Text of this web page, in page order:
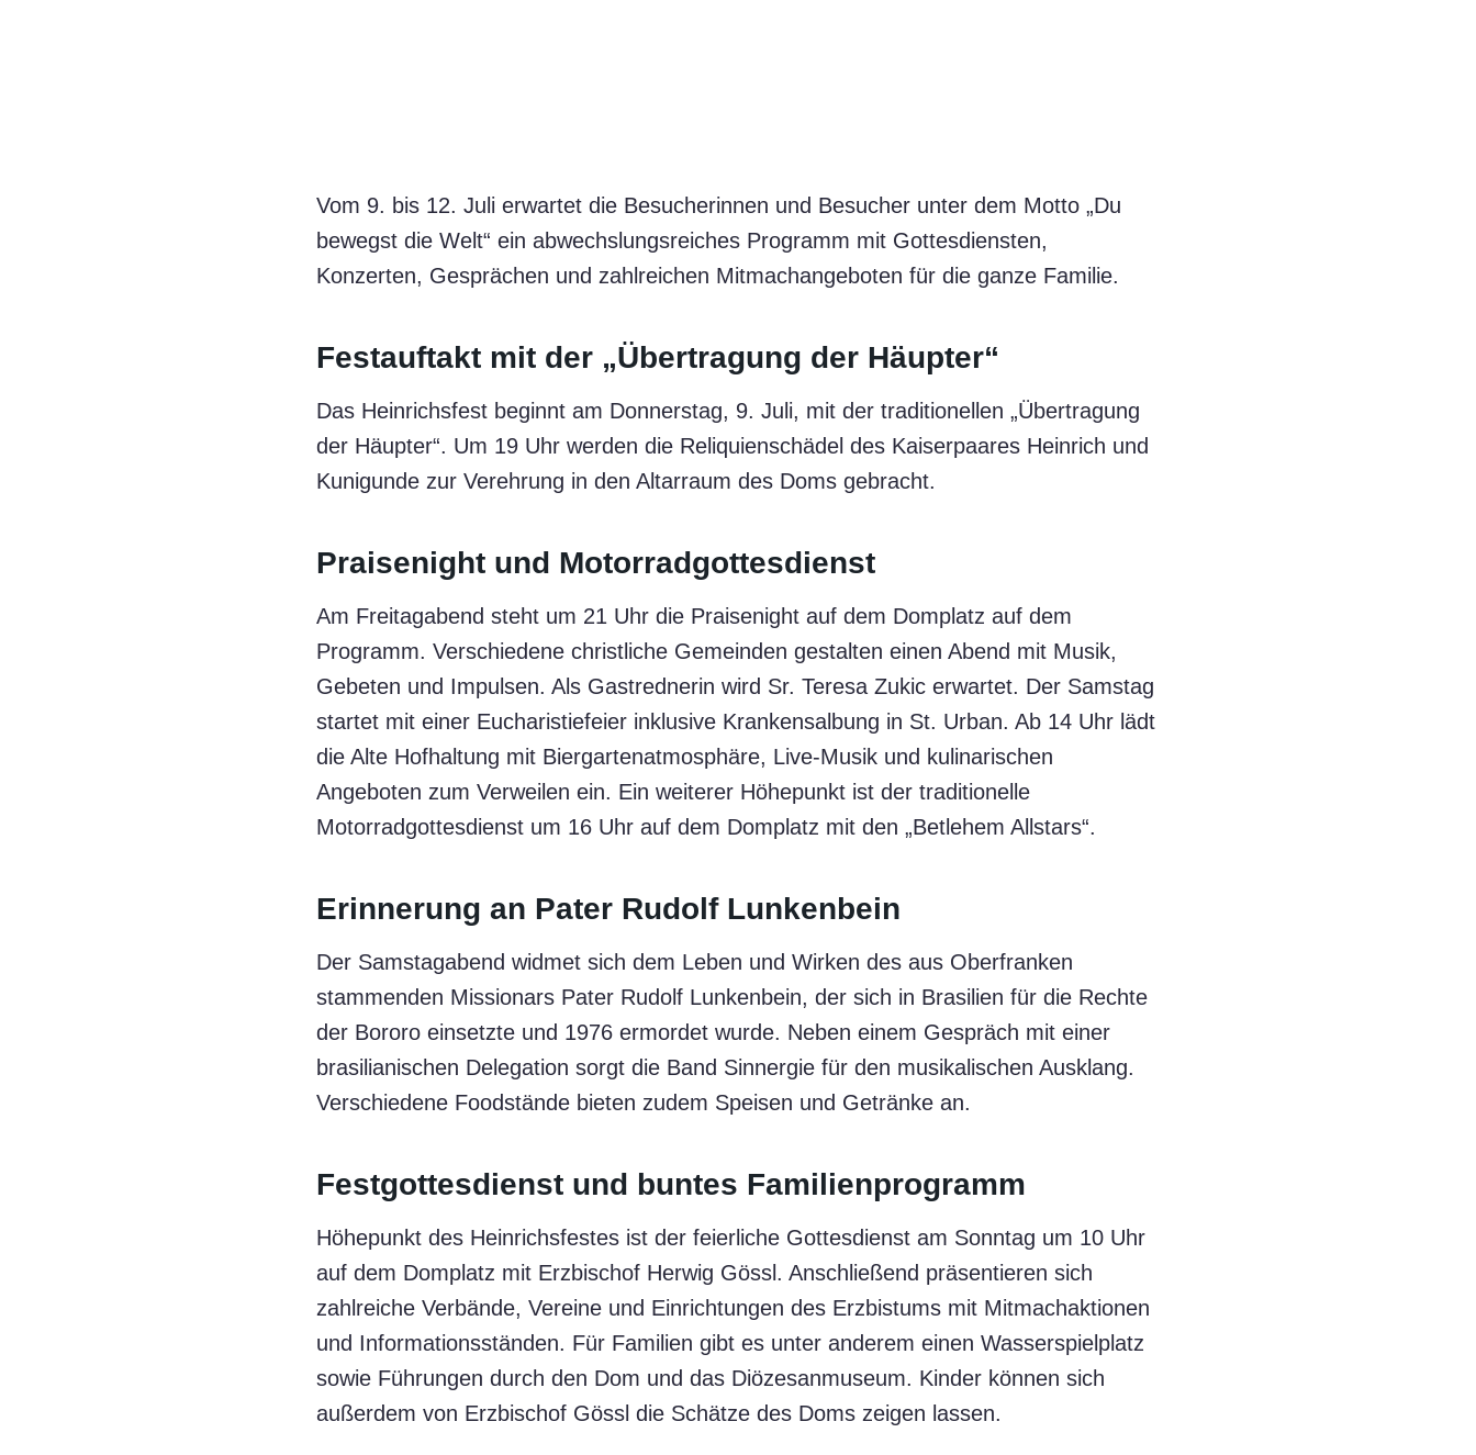
Vom 9. bis 12. Juli erwartet die Besucherinnen und Besucher unter dem Motto „Du
bewegst die Welt“ ein abwechslungsreiches Programm mit Gottesdiensten,
Konzerten, Gesprächen und zahlreichen Mitmachangeboten für die ganze Familie.
Festauftakt mit der „Übertragung der Häupter“
Das Heinrichsfest beginnt am Donnerstag, 9. Juli, mit der traditionellen „Übertragung
der Häupter“. Um 19 Uhr werden die Reliquienschädel des Kaiserpaares Heinrich und
Kunigunde zur Verehrung in den Altarraum des Doms gebracht.
Praisenight und Motorradgottesdienst
Am Freitagabend steht um 21 Uhr die Praisenight auf dem Domplatz auf dem
Programm. Verschiedene christliche Gemeinden gestalten einen Abend mit Musik,
Gebeten und Impulsen. Als Gastrednerin wird Sr. Teresa Zukic erwartet. Der Samstag
startet mit einer Eucharistiefeier inklusive Krankensalbung in St. Urban. Ab 14 Uhr lädt
die Alte Hofhaltung mit Biergartenatmosphäre, Live-Musik und kulinarischen
Angeboten zum Verweilen ein. Ein weiterer Höhepunkt ist der traditionelle
Motorradgottesdienst um 16 Uhr auf dem Domplatz mit den „Betlehem Allstars“.
Erinnerung an Pater Rudolf Lunkenbein
Der Samstagabend widmet sich dem Leben und Wirken des aus Oberfranken
stammenden Missionars Pater Rudolf Lunkenbein, der sich in Brasilien für die Rechte
der Bororo einsetzte und 1976 ermordet wurde. Neben einem Gespräch mit einer
brasilianischen Delegation sorgt die Band Sinnergie für den musikalischen Ausklang.
Verschiedene Foodstände bieten zudem Speisen und Getränke an.
Festgottesdienst und buntes Familienprogramm
Höhepunkt des Heinrichsfestes ist der feierliche Gottesdienst am Sonntag um 10 Uhr
auf dem Domplatz mit Erzbischof Herwig Gössl. Anschließend präsentieren sich
zahlreiche Verbände, Vereine und Einrichtungen des Erzbistums mit Mitmachaktionen
und Informationsständen. Für Familien gibt es unter anderem einen Wasserspielplatz
sowie Führungen durch den Dom und das Diözesanmuseum. Kinder können sich
außerdem von Erzbischof Gössl die Schätze des Doms zeigen lassen.